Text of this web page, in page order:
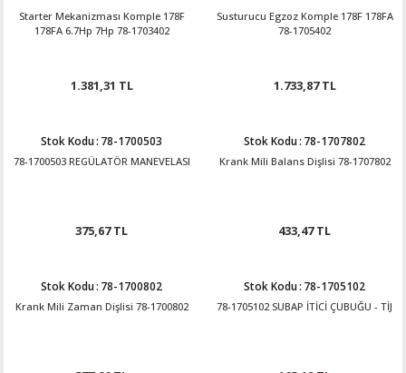
Starter Mekanizması Komple 178F
178FA 6.7Hp 7Hp 78-1703402
1.381,31 TL
Susturucu Egzoz Komple 178F 178FA
78-1705402
1.733,87 TL
Stok Kodu: 78-1700503
78-1700503 REGÜLATÖR MANEVELASI
375,67 TL
Stok Kodu: 78-1707802
Krank Mili Balans Dişlisi 78-1707802
433,47 TL
Stok Kodu: 78-1700802
Krank Mili Zaman Dişlisi 78-1700802
Stok Kodu: 78-1705102
78-1705102 SUBAP İTİCİ ÇUBUĞU - TİJ